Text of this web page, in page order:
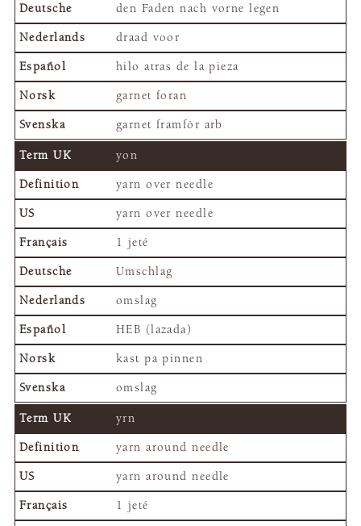
den Faden nach vorne legen
draad voor
hilo atras de la pieza
garnet foran
garnet framför arb
yon
yarn over needle
yarn over needle
1 jeté
Umschlag
omslag
HEB (lazada)
kast pa pinnen
omslag
yrn
yarn around needle
yarn around needle
1 jeté